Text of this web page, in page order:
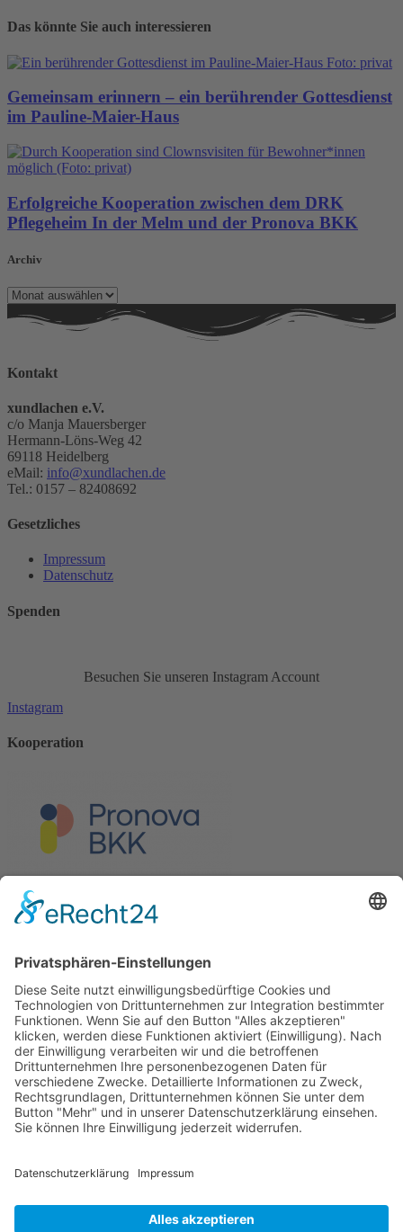
Das könnte Sie auch interessieren
Gemeinsam erinnern – ein berührender Gottesdienst
im Pauline-Maier-Haus
Erfolgreiche Kooperation zwischen dem DRK
Pflegeheim In der Melm und der Pronova BKK
Archiv
Archiv
Kontakt
xundlachen e.V.
c/o Manja Mauersberger
Hermann-Löns-Weg 42
69118 Heidelberg
eMail: info@xundlachen.de
Tel.: 0157 – 82408692
Gesetzliches
Impressum
Datenschutz
Spenden
Besuchen Sie unseren Instagram Account
Instagram
Kooperation
Die Pflegekasse der Pronova Betriebskrankenkasse und xundlachen
e.V. sind Kooperationspartner.
Förderung
Die Stiftung Sparkasse Heidelberg fördert
Clownbesuche in Senioren- und Pflegeeinrichtungen
der Region.